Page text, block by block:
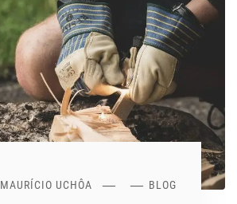
MAURÍCIO UCHÔA BLOG